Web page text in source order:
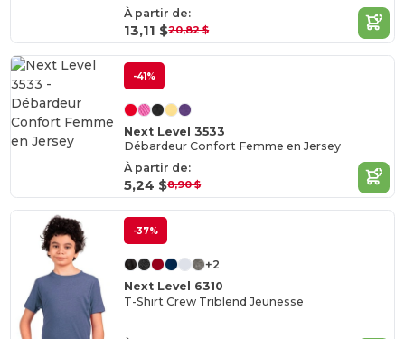
À partir de:
13,11 $20,82 $
-41%
Next Level 3533
Débardeur Confort Femme en Jersey
À partir de:
5,24 $8,90 $
-37%
+2
Next Level 6310
T-Shirt Crew Triblend Jeunesse